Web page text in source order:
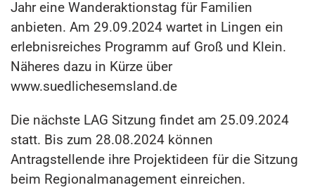
Jahr eine Wanderaktionstag für Familien
anbieten. Am 29.09.2024 wartet in Lingen ein
erlebnisreiches Programm auf Groß und Klein.
Näheres dazu in Kürze über
www.suedlichesemsland.de
Die nächste LAG Sitzung findet am 25.09.2024
statt. Bis zum 28.08.2024 können
Antragstellende ihre Projektideen für die Sitzung
beim Regionalmanagement einreichen.